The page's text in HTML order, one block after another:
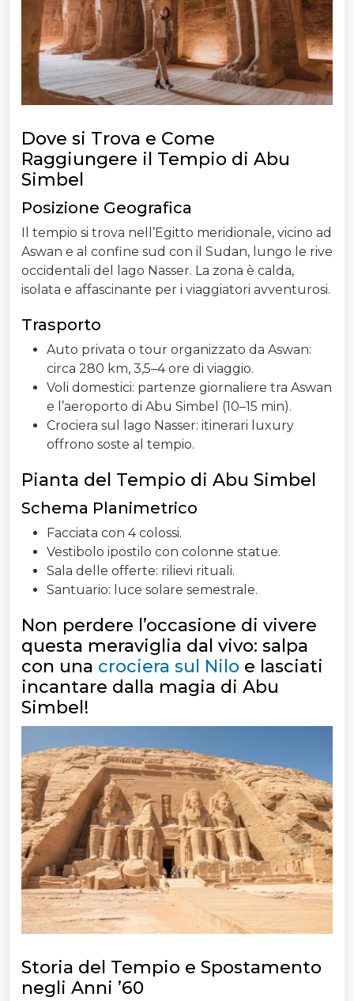
Dove si Trova e Come
Raggiungere il Tempio di Abu
Simbel
Posizione Geografica
Il tempio si trova nell’Egitto meridionale, vicino ad
Aswan e al confine sud con il Sudan, lungo le rive
occidentali del lago Nasser. La zona è calda,
isolata e affascinante per i viaggiatori avventurosi.
Trasporto
Auto privata o tour organizzato da Aswan:
circa 280 km, 3,5–4 ore di viaggio.
Voli domestici: partenze giornaliere tra Aswan
e l’aeroporto di Abu Simbel (10–15 min).
Crociera sul lago Nasser: itinerari luxury
offrono soste al tempio.
Pianta del Tempio di Abu Simbel
Schema Planimetrico
Facciata con 4 colossi.
Vestibolo ipostilo con colonne statue.
Sala delle offerte: rilievi rituali.
Santuario: luce solare semestrale.
Non perdere l’occasione di vivere
questa meraviglia dal vivo: salpa
con una crociera sul Nilo e lasciati
incantare dalla magia di Abu
Simbel!
Storia del Tempio e Spostamento
negli Anni ’60